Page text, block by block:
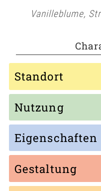
Vanilleblume,
Standort
Nutzung
Eigenschaften
Gestaltung